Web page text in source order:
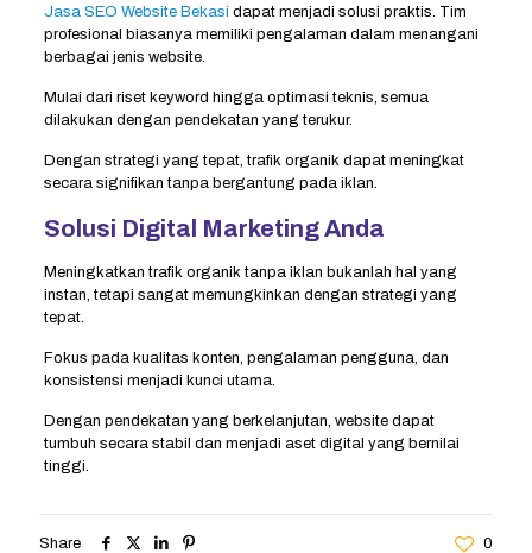
Jasa SEO Website Bekasi dapat menjadi solusi praktis. Tim
profesional biasanya memiliki pengalaman dalam menangani
berbagai jenis website.
Mulai dari riset keyword hingga optimasi teknis, semua
dilakukan dengan pendekatan yang terukur.
Dengan strategi yang tepat, trafik organik dapat meningkat
secara signifikan tanpa bergantung pada iklan.
Solusi Digital Marketing Anda
Meningkatkan trafik organik tanpa iklan bukanlah hal yang
instan, tetapi sangat memungkinkan dengan strategi yang
tepat.
Fokus pada kualitas konten, pengalaman pengguna, dan
konsistensi menjadi kunci utama.
Dengan pendekatan yang berkelanjutan, website dapat
tumbuh secara stabil dan menjadi aset digital yang bernilai
tinggi.
Share 0